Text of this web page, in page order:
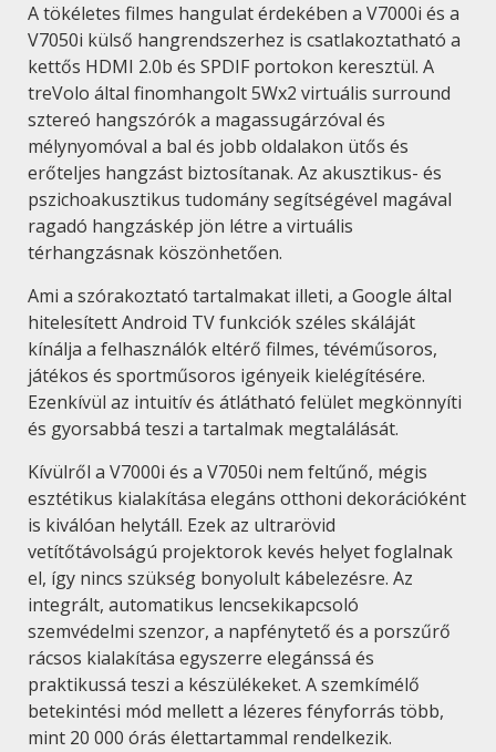
A tökéletes filmes hangulat érdekében a V7000i és a
V7050i külső hangrendszerhez is csatlakoztatható a
kettős HDMI 2.0b és SPDIF portokon keresztül. A
treVolo által finomhangolt 5Wx2 virtuális surround
sztereó hangszórók a magassugárzóval és
mélynyomóval a bal és jobb oldalakon ütős és
erőteljes hangzást biztosítanak. Az akusztikus- és
pszichoakusztikus tudomány segítségével magával
ragadó hangzáskép jön létre a virtuális
térhangzásnak köszönhetően.
Ami a szórakoztató tartalmakat illeti, a Google által
hitelesített Android TV funkciók széles skáláját
kínálja a felhasználók eltérő filmes, tévéműsoros,
játékos és sportműsoros igényeik kielégítésére.
Ezenkívül az intuitív és átlátható felület megkönnyíti
és gyorsabbá teszi a tartalmak megtalálását.
Kívülről a V7000i és a V7050i nem feltűnő, mégis
esztétikus kialakítása elegáns otthoni dekorációként
is kiválóan helytáll. Ezek az ultrarövid
vetítőtávolságú projektorok kevés helyet foglalnak
el, így nincs szükség bonyolult kábelezésre. Az
integrált, automatikus lencsekikapcsoló
szemvédelmi szenzor, a napfénytető és a porszűrő
rácsos kialakítása egyszerre elegánssá és
praktikussá teszi a készülékeket. A szemkímélő
betekintési mód mellett a lézeres fényforrás több,
mint 20 000 órás élettartammal rendelkezik.